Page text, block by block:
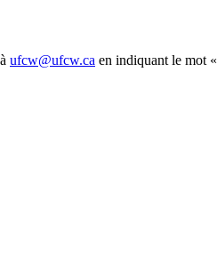
ufcw@ufcw.ca en indiquant le mot «